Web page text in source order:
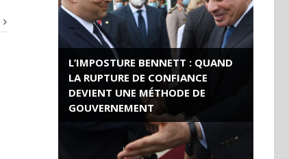
L’IMPOSTURE BENNETT : QUAND
LA RUPTURE DE CONFIANCE
DEVIENT UNE MÉTHODE DE
GOUVERNEMENT
ROSE VALLAND, HEROÏNE DE LA
RESISTANCE FRANÇAISE